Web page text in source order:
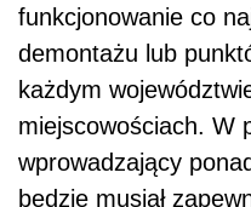
funkcjonowanie co
demontażu lub
każdym
miejscowościach. W
wprowadzający
będzie musiał